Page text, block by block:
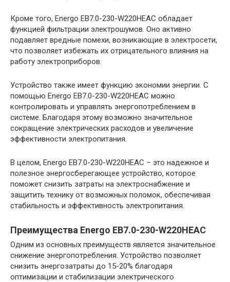
Кроме того, Energo EB7.0-230-W220HЕAC обладает
функцией фильтрации электрошумов. Оно активно
подавляет вредные помехи, возникающие в электросети,
что позволяет избежать их отрицательного влияния на
работу электроприборов.
Устройство также имеет функцию экономии энергии. С
помощью Energo EB7.0-230-W220HЕAC можно
контролировать и управлять энергопотреблением в
системе. Благодаря этому возможно значительное
сокращение электрических расходов и увеличение
эффективности электропитания.
В целом, Energo EB7.0-230-W220HЕAC – это надежное и
полезное энергосберегающее устройство, которое
поможет снизить затраты на электроснабжение и
защитить технику от возможных поломок, обеспечивая
стабильность и эффективность электропитания.
Преимущества Energo EB7.0-230-W220HЕAC
Одним из основных преимуществ является значительное
снижение энергопотребления. Устройство позволяет
снизить энергозатраты до 15-20% благодаря
оптимизации и стабилизации электрического